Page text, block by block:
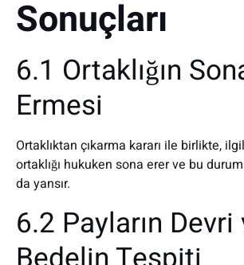
Sonuçları
6.1 Ortaklığın
Ermesi
Ortaklıktan çıkarma kararı ile birlikte,
ortaklığı hukuken sona erer ve bu
da yansır.
6.2 Payların Devri